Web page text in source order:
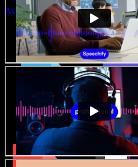
Ava Studio